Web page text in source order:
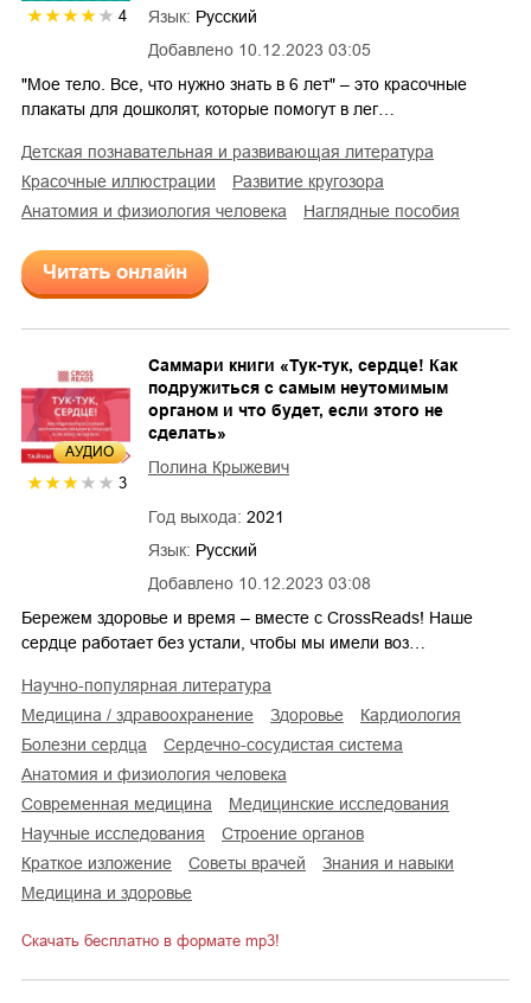
4
Добавлено 10.12.2023 03:05
Язык: Русский
"Мое тело. Все, что нужно знать в 6 лет" – это красочные
плакаты для дошколят, которые помогут в лег…
детская познавательная и развивающая литература
красочные иллюстрации
развитие кругозора
анатомия и физиология человека
наглядные пособия
Читать онлайн
AУДИО
3
Добавлено 10.12.2023 03:08
Саммари книги «Тук-тук, сердце! Как
подружиться с самым неутомимым
органом и что будет, если этого не
сделать»
Полина Крыжевич
Год выхода: 2021
Язык: Русский
Бережем здоровье и время – вместе с CrossReads! Наше
сердце работает без устали, чтобы мы имели воз…
научно-популярная литература
медицина / здравоохранение
здоровье
кардиология
болезни сердца
сердечно-сосудистая система
анатомия и физиология человека
современная медицина
медицинские исследования
научные исследования
строение органов
краткое изложение
советы врачей
знания и навыки
медицина и здоровье
Скачать бесплатно в формате mp3!